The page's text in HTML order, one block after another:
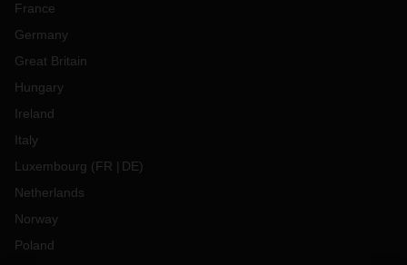
France
Germany
Great Britain
Hungary
Ireland
Italy
Luxembourg (FR DE)
Netherlands
Norway
Poland